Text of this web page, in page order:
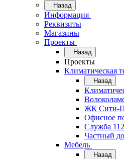
Назад
Информация
Реквизиты
Магазины
Проекты
Назад
Проекты
Климатическая
Назад
ЖК Сити-
Офисное
Служба
Частный
Мебель
Назад